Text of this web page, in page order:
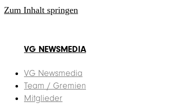
Zum Inhalt springen
VG NEWSMEDIA
VG Newsmedia
Team / Gremien
Mitglieder